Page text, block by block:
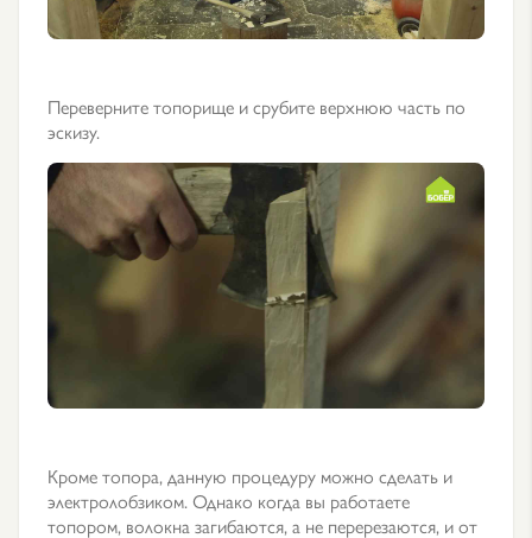
Переверните топорище и срубите верхнюю часть по
эскизу.
Кроме топора, данную процедуру можно сделать и
электролобзиком. Однако когда вы работаете
топором, волокна загибаются, а не перерезаются, и от